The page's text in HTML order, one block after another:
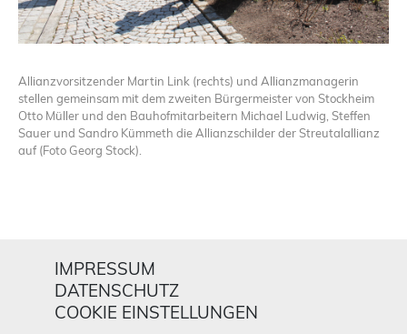
Allianzvorsitzender Martin Link (rechts) und Allianzmanagerin
stellen gemeinsam mit dem zweiten Bürgermeister von Stockheim
Otto Müller und den Bauhofmitarbeitern Michael Ludwig, Steffen
Sauer und Sandro Kümmeth die Allianzschilder der Streutalallianz
auf (Foto Georg Stock).
IMPRESSUM
DATENSCHUTZ
COOKIE EINSTELLUNGEN